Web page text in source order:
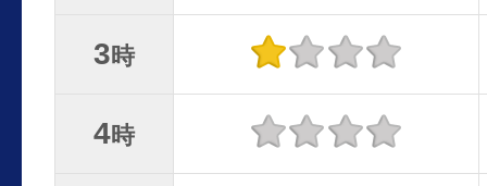
3時
4時